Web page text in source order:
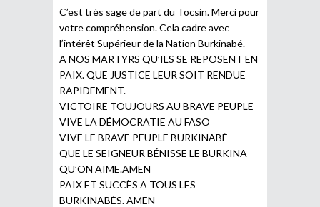
C’est très sage de part du Tocsin. Merci pour
votre compréhension. Cela cadre avec
l’intérêt Supérieur de la Nation Burkinabé.
A NOS MARTYRS QU’ILS SE REPOSENT EN
PAIX. QUE JUSTICE LEUR SOIT RENDUE
RAPIDEMENT.
VICTOIRE TOUJOURS AU BRAVE PEUPLE
VIVE LA DÉMOCRATIE AU FASO
VIVE LE BRAVE PEUPLE BURKINABÉ
QUE LE SEIGNEUR BÉNISSE LE BURKINA
QU’ON AIME.AMEN
PAIX ET SUCCÈS A TOUS LES
BURKINABÉS. AMEN